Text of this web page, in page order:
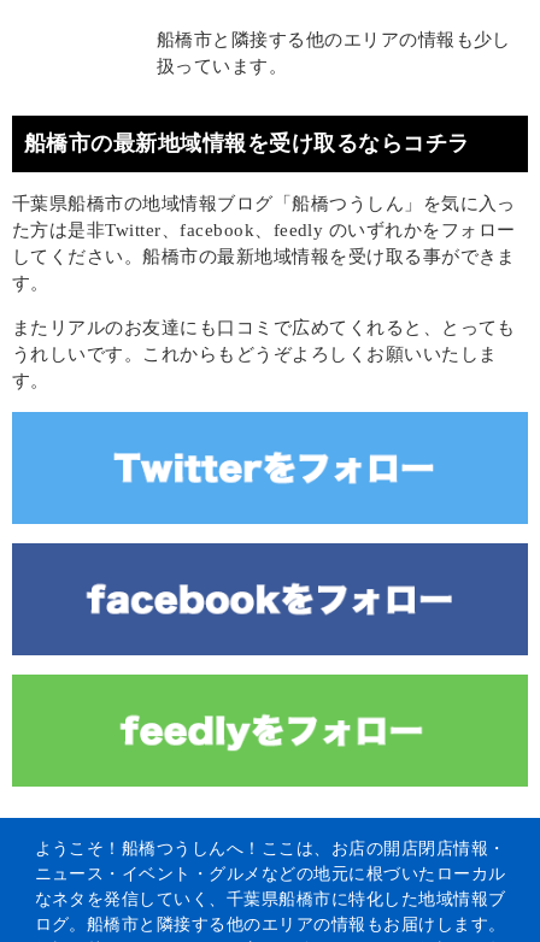
船橋市と隣接する他のエリアの情報も少し
扱っています。
船橋市の最新地域情報を受け取るならコチラ
千葉県船橋市の地域情報ブログ「船橋つうしん」を気に入っ
た方は是非Twitter、facebook、feedly のいずれかをフォロー
してください。船橋市の最新地域情報を受け取る事ができま
す。
またリアルのお友達にも口コミで広めてくれると、とっても
うれしいです。これからもどうぞよろしくお願いいたしま
す。
ようこそ！船橋つうしんへ！ここは、お店の開店閉店情報・
ニュース・イベント・グルメなどの地元に根づいたローカル
なネタを発信していく、千葉県船橋市に特化した地域情報ブ
ログ。船橋市と隣接する他のエリアの情報もお届けします。